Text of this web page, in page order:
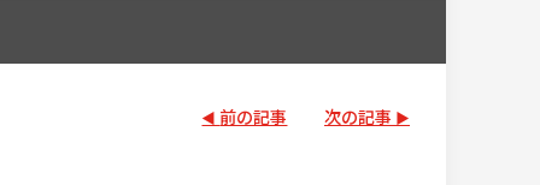
前の記事 次の記事